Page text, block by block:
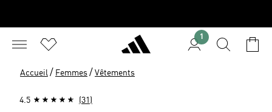
1
Accueil / Femmes / Vêtements
4.5 (31)